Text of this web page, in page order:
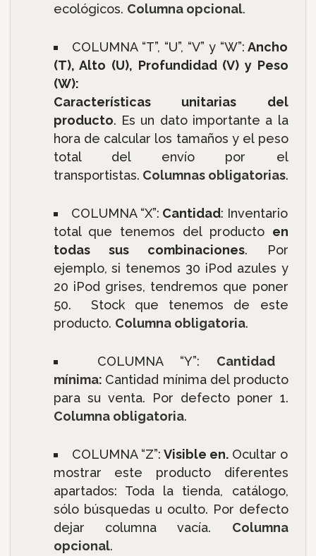
ecológicos. Columna opcional.
COLUMNA “T”, “U”, “V” y “W”: Ancho
(T), Alto (U), Profundidad (V) y Peso
(W):
Características unitarias del
producto. Es un dato importante a la
hora de calcular los tamaños y el peso
total del envío por el
transportistas. Columnas obligatorias.
COLUMNA “X”: Cantidad: Inventario
total que tenemos del producto en
todas sus combinaciones. Por
ejemplo, si tenemos 30 iPod azules y
20 iPod grises, tendremos que poner
50. Stock que tenemos de este
producto. Columna obligatoria.
COLUMNA “Y”: Cantidad
mínima: Cantidad mínima del producto
para su venta. Por defecto poner 1.
Columna obligatoria.
COLUMNA “Z”: Visible en. Ocultar o
mostrar este producto diferentes
apartados: Toda la tienda, catálogo,
sólo búsquedas u oculto. Por defecto
dejar columna vacía. Columna
opcional.